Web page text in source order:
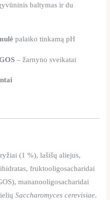
baltymas ir du
palaiko tinkamą pH
– žarnyno sveikatai
(1 %), lašišų aliejus,
fruktooligosacharidai
mananooligosacharidai
Saccharomyces cerevisiae.